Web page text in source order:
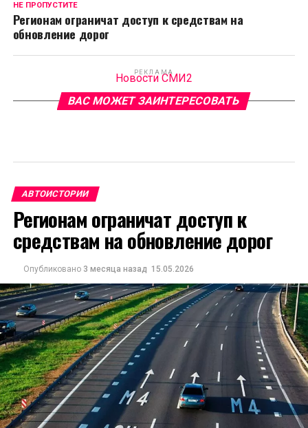
НЕ ПРОПУСТИТЕ
Регионам ограничат доступ к средствам на
обновление дорог
РЕКЛАМА
Новости СМИ2
ВАС МОЖЕТ ЗАИНТЕРЕСОВАТЬ
АВТОИСТОРИИ
Регионам ограничат доступ к
средствам на обновление дорог
Опубликовано 3 месяца назад 15.05.2026